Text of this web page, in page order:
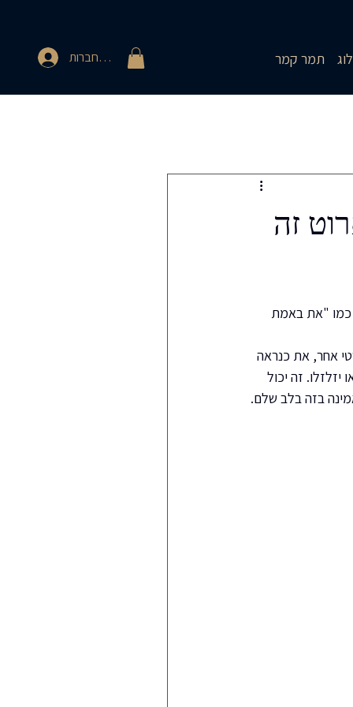
להתחברות תמר קמר
זה
כמו "את באמת
אחר, את כנראה
זה יכול
בזה בלב שלם.